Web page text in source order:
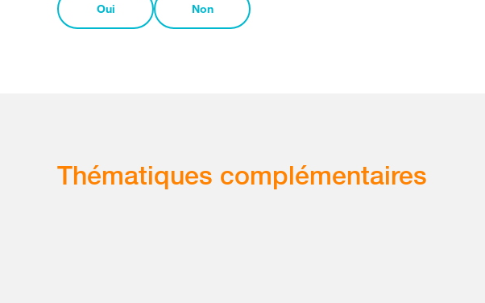
Oui Non
Thématiques complémentaires